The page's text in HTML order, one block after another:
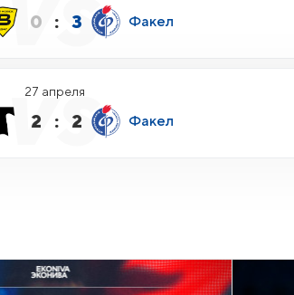
0 : 3 Факел
27 апреля
2 : 2 Факел